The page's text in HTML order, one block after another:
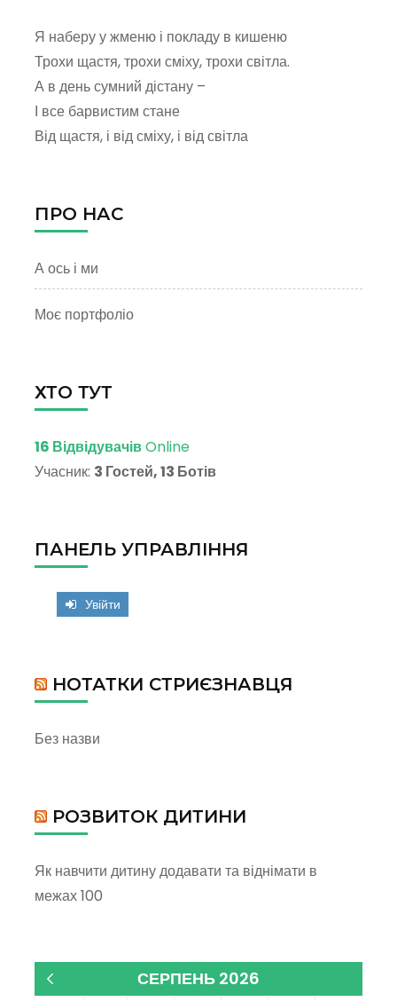
Я наберу у жменю і покладу в кишеню
Трохи щастя, трохи сміху, трохи світла.
А в день сумний дістану –
І все барвистим стане
Від щастя, і від сміху, і від світла
ПРО НАС
А ось і ми
Моє портфоліо
ХТО ТУТ
16 ВідвідувачівOnline
Учасник: 3 Гостей, 13 Ботів
ПАНЕЛЬ УПРАВЛІННЯ
Увійти
НОТАТКИ СТРИЄЗНАВЦЯ
Без назви
РОЗВИТОК ДИТИНИ
Як навчити дитину додавати та віднімати в
межах 100
СЕРПЕНЬ 2026